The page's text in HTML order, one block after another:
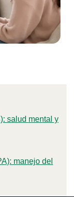
salud mental y
manejo del